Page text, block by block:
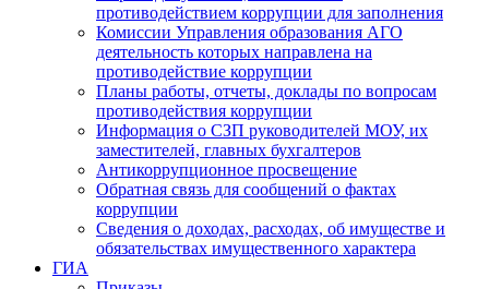
противодействием коррупции для заполнения
Комиссии Управления образования АГО
деятельность которых направлена на
противодействие коррупции
Планы работы, отчеты, доклады по вопросам
противодействия коррупции
Информация о СЗП руководителей МОУ, их
заместителей, главных бухгалтеров
Антикоррупционное просвещение
Обратная связь для сообщений о фактах
коррупции
Сведения о доходах, расходах, об имуществе и
обязательствах имущественного характера
ГИА